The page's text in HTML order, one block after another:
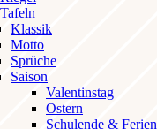
Klassik
Motto
Sprüche
Saison
Valentinstag
Ostern
Schulende & Ferien